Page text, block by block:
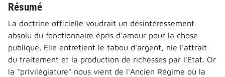
Résumé
La doctrine officielle voudrait un désintéressement
absolu du fonctionnaire épris d'amour pour la chose
publique. Elle entretient le tabou d'argent, nie l'attrait
du traitement et la production de richesses par l'Etat. Or
la "privilégiature" nous vient de l'Ancien Régime où la